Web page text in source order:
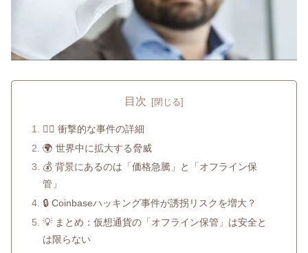
目次
🕵️‍♂️ 衝撃的な事件の詳細
🌍 世界中に拡大する脅威
💰 背景にあるのは「価格急騰」と「オフライン保
管」
🔒 Coinbaseハッキング事件が誘拐リスクを増大？
💡 まとめ：仮想通貨の「オフライン保管」は安全と
は限らない